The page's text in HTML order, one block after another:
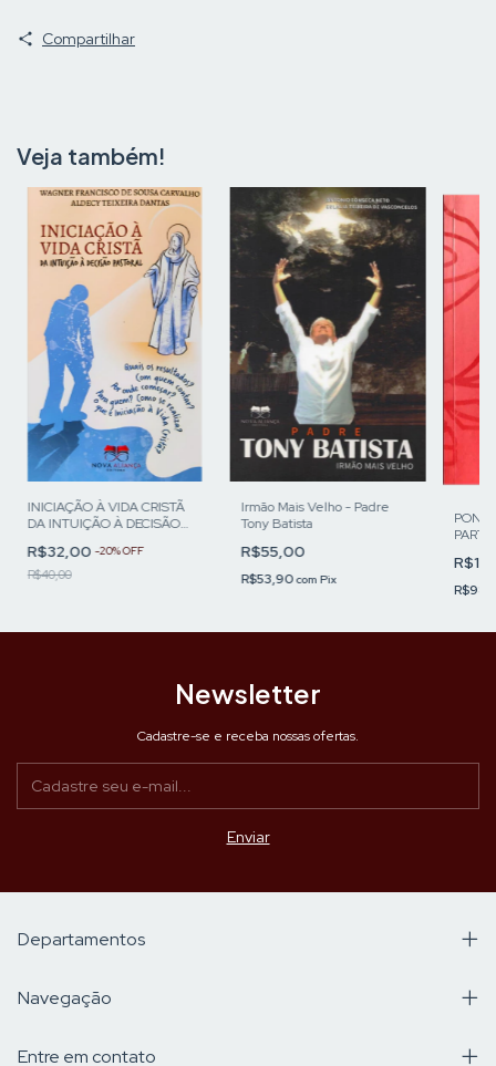
Compartilhar
Veja também!
INICIAÇÃO À VIDA CRISTÃ
DA INTUIÇÃO À DECISÃO
R$32,00-20%OFF
R$40,00
Irmão Mais Velho - Padre
Tony Batista
R$55,00
R$53,90com Pix
Newsletter
Cadastre-se e receba nossas ofertas.
Departamentos
Navegação
Entre em contato